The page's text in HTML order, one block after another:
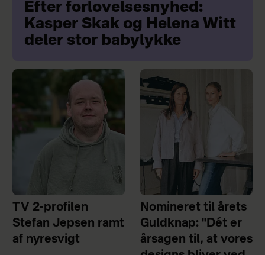
Efter forlovelsesnyhed:
Kasper Skak og Helena Witt
deler stor babylykke
TV 2-profilen
Stefan Jepsen ramt
af nyresvigt
Nomineret til årets
Guldknap: "Dét er
årsagen til, at vores